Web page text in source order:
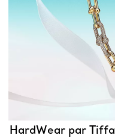
HardWear par